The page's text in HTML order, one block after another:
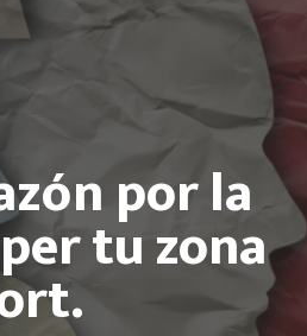
por la
tu zona